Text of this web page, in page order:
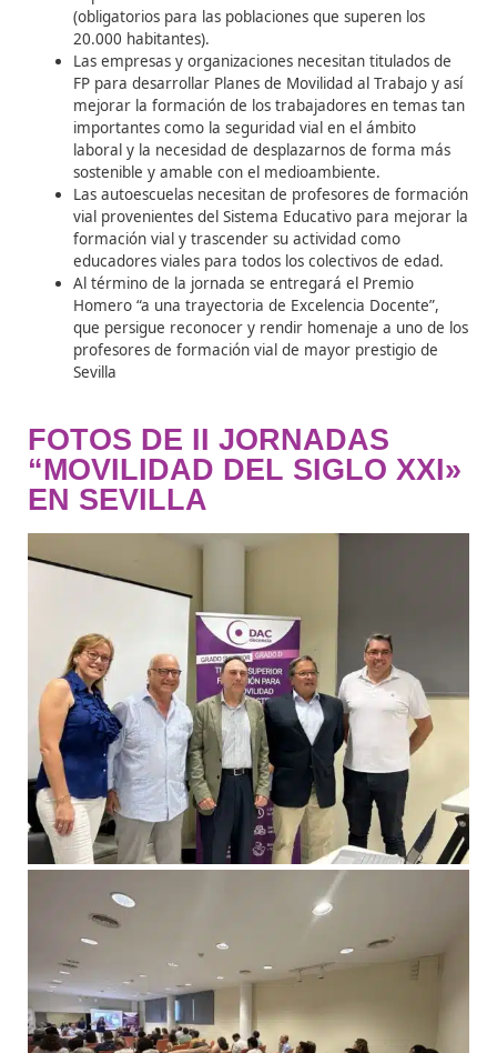
ASPECTOS DE INTERÉS
LA JORNADA:
Se dio a conocer el nuevo título de FP CFGS de
Superior en Formación para la Movilidad Segura
Sostenible», que forma parte de la estrategia de
Seguridad Vial 2030.
FP: Andalucía, Aragón, Castilla – La Mancha,
León y la Comunidad de Madrid.
La movilidad Segura y Sostenible necesita
la estrategia País en la nueva Ley de Movilidad.
Los Municipios y Provincias necesitan técnicos de
cualificados para poder cumplir con la
implementar Planes de Movilidad Urbana
(obligatorios para las poblaciones que superen
20.000 habitantes).
Las empresas y organizaciones necesitan
FP para desarrollar Planes de Movilidad al
mejorar la formación de los trabajadores en
importantes como la seguridad vial en el ámbito
laboral y la necesidad de desplazarnos de forma
sostenible y amable con el medioambiente.
Las autoescuelas necesitan de profesores de
vial provenientes del Sistema Educativo para
formación vial y trascender su actividad como
educadores viales para todos los colectivos de
Al término de la jornada se entregará el Premio
Homero “a una trayectoria de Excelencia
que persigue reconocer y rendir homenaje a
profesores de formación vial de mayor prestigio